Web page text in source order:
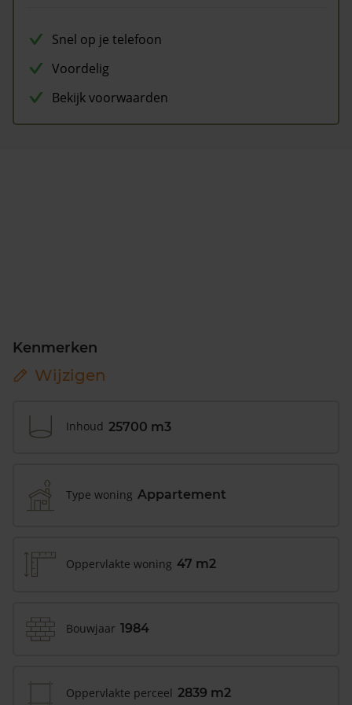
Snel op je telefoon
Voordelig
Bekijk voorwaarden
Kenmerken
Wijzigen
Inhoud 25700 m3
Type woning Appartement
Oppervlakte woning 47 m2
Bouwjaar 1984
Oppervlakte perceel 2839 m2